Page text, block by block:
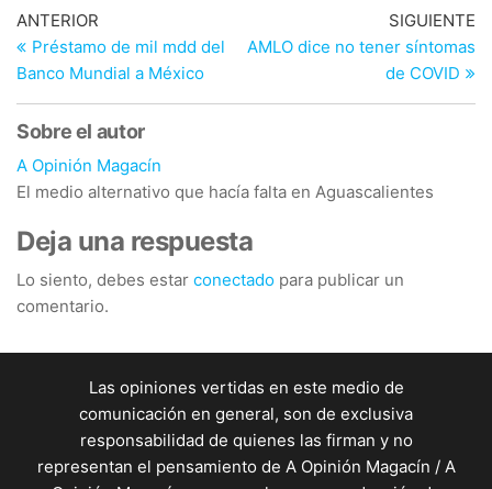
Navegación
de
entradas
Entrada
anterior
ANTERIOR
Préstamo de mil mdd del
Banco Mundial a México
SIGUIENTE
AMLO dice no tener síntomas
de COVID
Sobre el autor
A Opinión Magacín
El medio alternativo que hacía falta en Aguascalientes
Deja una respuesta
Lo siento, debes estar conectado para publicar un
comentario.
Las opiniones vertidas en este medio de
comunicación en general, son de exclusiva
responsabilidad de quienes las firman y no
representan el pensamiento de A Opinión Magacín / A